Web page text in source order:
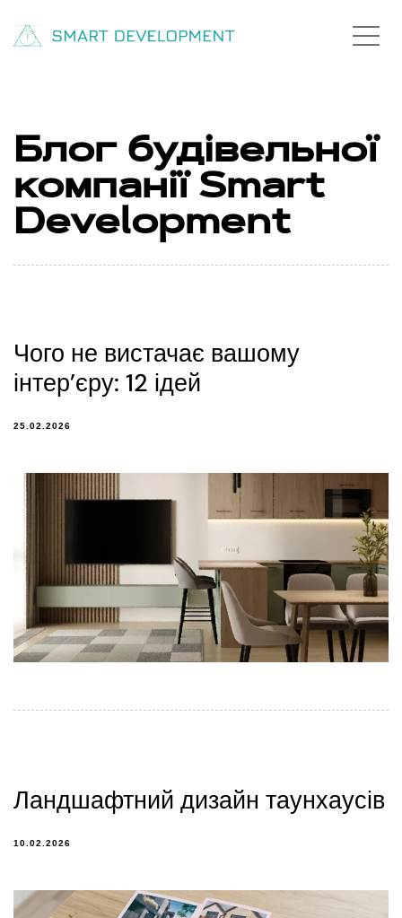
Блог будівельної
компанії Smart
Development
Чого не вистачає вашому
інтер’єру: 12 ідей
25.02.2026
Ландшафтний дизайн таунхаусів
10.02.2026